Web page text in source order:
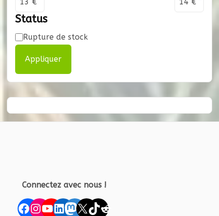
Status
Disponibilité
Rupture de stock
Appliquer
Connectez avec nous !
Facebook
Instagram
YouTube
LinkedIn
Mastodon
X TikTok
Reddit